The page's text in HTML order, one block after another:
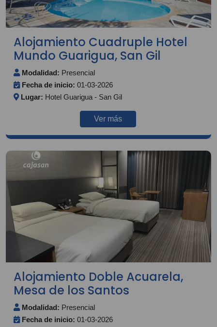
Alojamiento Cuadruple Hotel
Mundo Guarigua, San Gil
Modalidad: Presencial
Fecha de inicio: 01-03-2026
Lugar: Hotel Guarigua - San Gil
Ver más
Alojamiento Doble Acuarela,
Mesa de los Santos
Modalidad: Presencial
Fecha de inicio: 01-03-2026